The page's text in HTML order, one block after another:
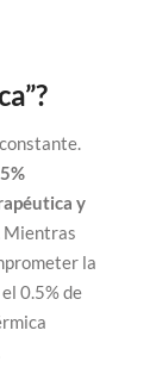
y
Mientras
la
0.5% de